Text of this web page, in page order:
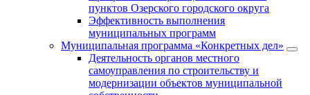
пунктов Озерского городского округа
Эффективность выполнения
муниципальных программ
Муниципальная программа «Конкретных дел»
Деятельность органов местного
самоуправления по строительству и
модернизации объектов муниципальной